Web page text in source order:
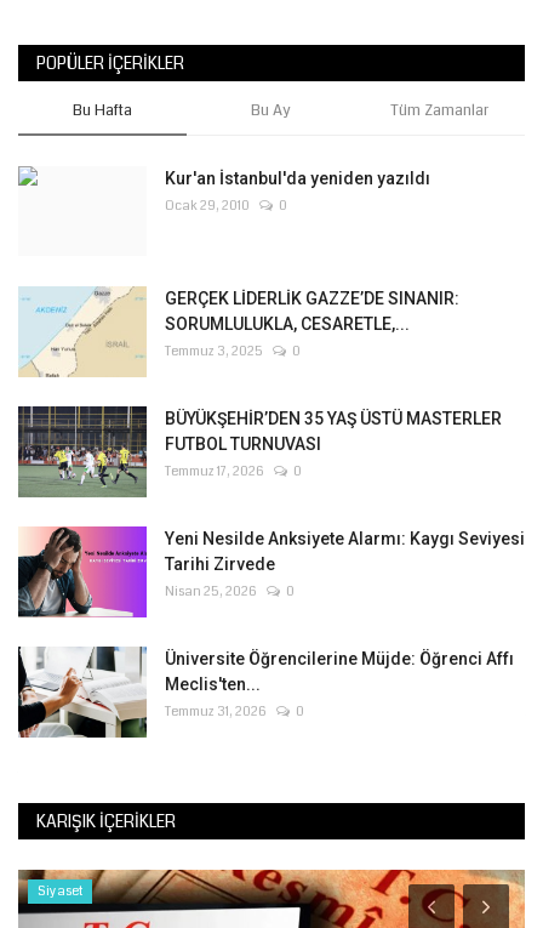
POPÜLER İÇERIKLER
Bu Hafta Bu Ay Tüm Zamanlar
Kur'an İstanbul'da yeniden yazıldı
Ocak 29, 2010 0
GERÇEK LİDERLİK GAZZE’DE SINANIR:
SORUMLULUKLA, CESARETLE,...
Temmuz 3, 2025 0
BÜYÜKŞEHİR’DEN 35 YAŞ ÜSTÜ MASTERLER
FUTBOL TURNUVASI
Temmuz 17, 2026 0
Yeni Nesilde Anksiyete Alarmı: Kaygı Seviyesi
Tarihi Zirvede
Nisan 25, 2026 0
Üniversite Öğrencilerine Müjde: Öğrenci Affı
Meclis'ten...
Temmuz 31, 2026 0
KARIŞIK İÇERIKLER
Siyaset